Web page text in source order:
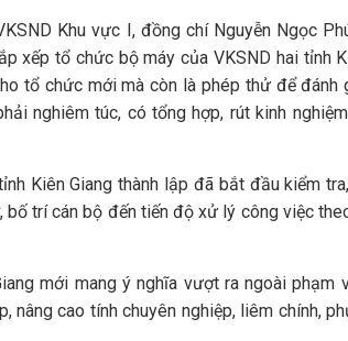
Khu vực I, đồng chí Nguyễn Ngọc
xếp tổ chức bộ máy của VKSND hai tỉnh
tổ chức mới mà còn là phép thử để đánh
nghiêm túc, có tổng hợp, rút kinh
Kiên Giang thành lập đã bắt đầu kiểm
trí cán bộ đến tiến độ xử lý công việc
mới mang ý nghĩa vượt ra ngoài phạm
cao tính chuyên nghiệp, liêm chính,